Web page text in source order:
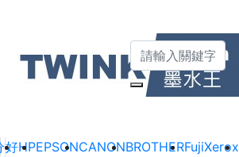
好HPEPSONCANONBROTHERFujiXerox